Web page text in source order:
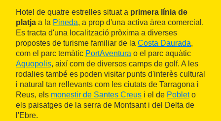
Hotel de quatre estrelles situat a primera línia de
platja a la Pineda, a prop d'una activa àrea comercial.
Es tracta d'una localització pròxima a diverses
propostes de turisme familiar de la Costa Daurada,
com el parc temàtic PortAventura o el parc aquàtic
Aquopolis, així com de diversos camps de golf. A les
rodalies també es poden visitar punts d'interès cultural
i natural tan rellevants com les ciutats de Tarragona i
Reus, els monestir de Santes Creus i el de Pobleto
els paisatges de la serra de Montsant i del Delta de
l'Ebre.